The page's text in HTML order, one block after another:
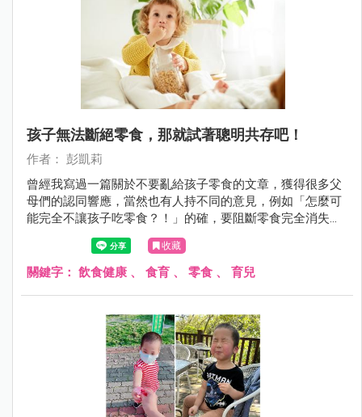
孩子無法斷絕零食，那就試著聰明共存吧！
作者： 彭凱莉
曾經我寫過一篇關於不要亂給孩子零食的文章，獲得很多父
母們的認同響應，當然也有人持不同的意見，例如「怎麼可
能完全不讓孩子吃零食？！」的確，要阻斷零食完全消失在
孩子的世界真的很難，但我們可以試著聰明共存，做到把
關、減少、選擇、尊重父母教養的工作。
收藏
關鍵字： 飲食健康 、 食育 、 零食 、 育兒